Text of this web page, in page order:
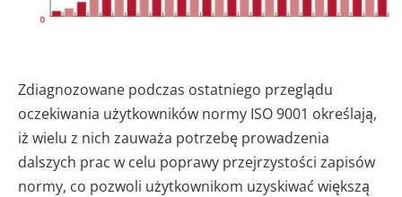
Zdiagnozowane podczas ostatniego przeglądu
oczekiwania użytkowników normy ISO 9001 określają,
iż wielu z nich zauważa potrzebę prowadzenia
dalszych prac w celu poprawy przejrzystości zapisów
normy, co pozwoli użytkownikom uzyskiwać większą